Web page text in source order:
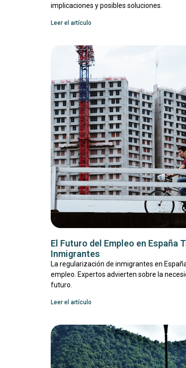
implicaciones y posibles soluciones.
Leer el artículo
El Futuro del Empleo en España
Inmigrantes
La regularización de inmigrantes en
empleo. Expertos advierten sobre la
futuro.
Leer el artículo